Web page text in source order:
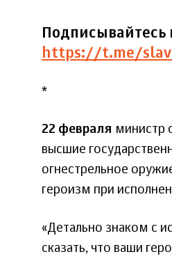
https://t.me/
*
22 февраля министр
высшие
огнестрельное
героизм при
«Детально знаком с
сказать, что ваши